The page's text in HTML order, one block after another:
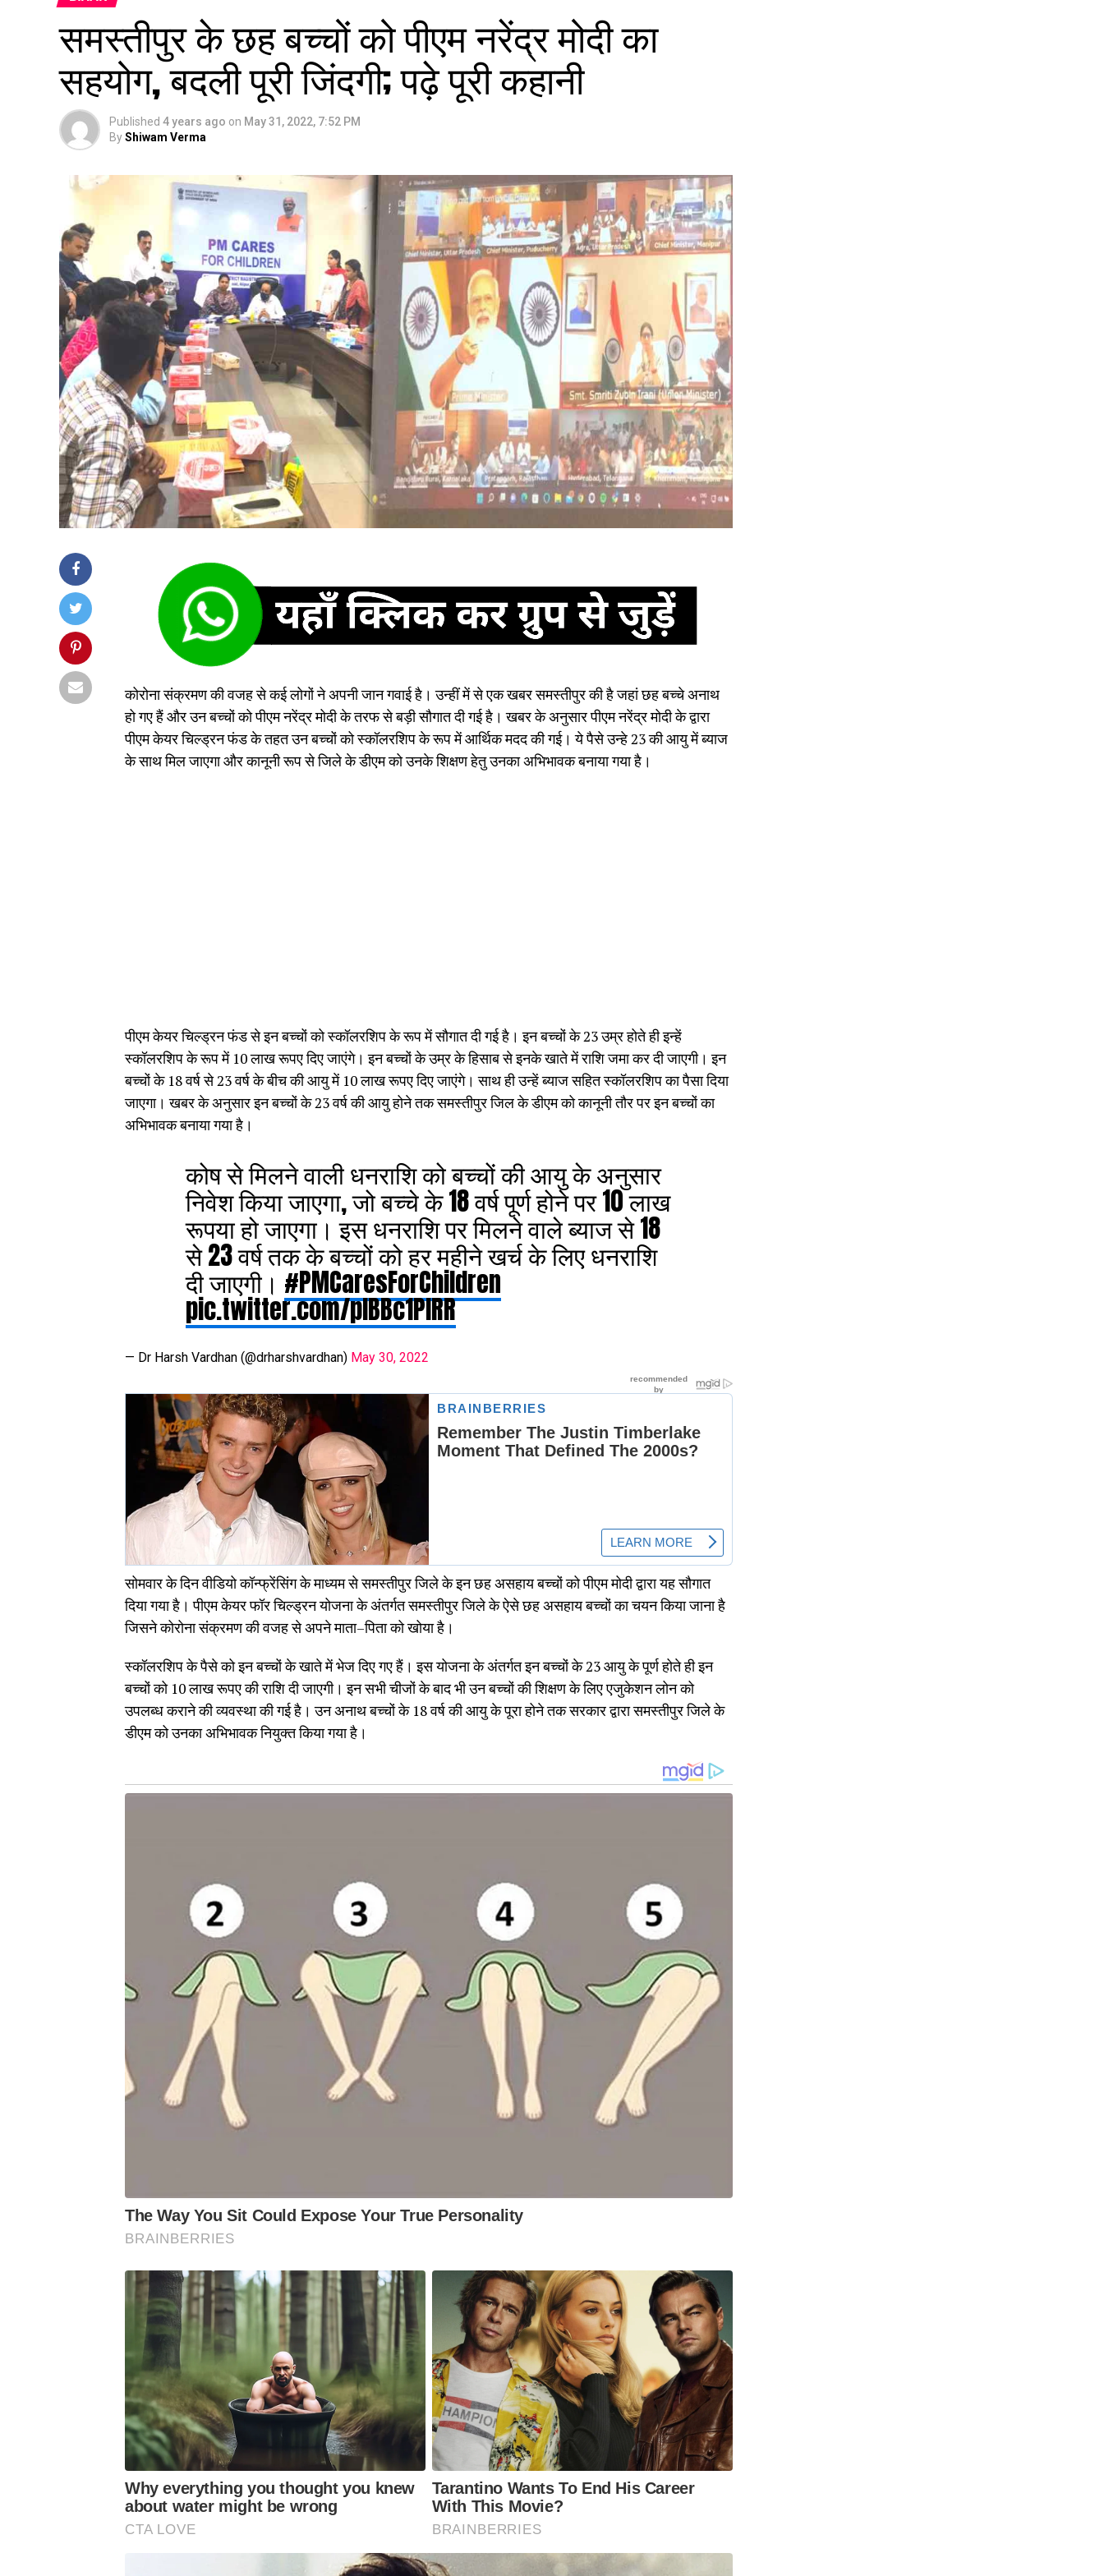
समस्तीपुर के छह बच्चों को पीएम नरेंद्र मोदी का
सहयोग, बदली पूरी जिंदगी; पढ़े पूरी कहानी
Published 4 years ago on May 31, 2022, 7:52 PM
ByShiwam Verma
कोरोना संक्रमण की वजह से कई लोगों ने अपनी जान गवाई है। उन्हीं में से एक खबर समस्तीपुर की है जहां छह बच्चे अनाथ
हो गए हैं और उन बच्चों को पीएम नरेंद्र मोदी के तरफ से बड़ी सौगात दी गई है। खबर के अनुसार पीएम नरेंद्र मोदी के द्वारा
पीएम केयर चिल्ड्रन फंड के तहत उन बच्चों को स्कॉलरशिप के रूप में आर्थिक मदद की गई। ये पैसे उन्हे 23 की आयु में ब्याज
के साथ मिल जाएगा और कानूनी रूप से जिले के डीएम को उनके शिक्षण हेतु उनका अभिभावक बनाया गया है।
पीएम केयर चिल्ड्रन फंड से इन बच्चों को स्कॉलरशिप के रूप में सौगात दी गई है। इन बच्चों के 23 उम्र होते ही इन्हें
स्कॉलरशिप के रूप में 10 लाख रूपए दिए जाएंगे। इन बच्चों के उम्र के हिसाब से इनके खाते में राशि जमा कर दी जाएगी। इन
बच्चों के 18 वर्ष से 23 वर्ष के बीच की आयु में 10 लाख रूपए दिए जाएंगे। साथ ही उन्हें ब्याज सहित स्कॉलरशिप का पैसा दिया
जाएगा। खबर के अनुसार इन बच्चों के 23 वर्ष की आयु होने तक समस्तीपुर जिल के डीएम को कानूनी तौर पर इन बच्चों का
अभिभावक बनाया गया है।
कोष से मिलने वाली धनराशि को बच्चों की आयु के अनुसार
निवेश किया जाएगा, जो बच्चे के 18 वर्ष पूर्ण होने पर 10 लाख
रूपया हो जाएगा। इस धनराशि पर मिलने वाले ब्याज से 18
से 23 वर्ष तक के बच्चों को हर महीने खर्च के लिए धनराशि
दी जाएगी। #PMCaresForChildren
pic.twitter.com/plBBc1PlRR
— Dr Harsh Vardhan (@drharshvardhan) May 30, 2022
सोमवार के दिन वीडियो कॉन्फ्रेंसिंग के माध्यम से समस्तीपुर जिले के इन छह असहाय बच्चों को पीएम मोदी द्वारा यह सौगात
दिया गया है। पीएम केयर फॉर चिल्ड्रन योजना के अंतर्गत समस्तीपुर जिले के ऐसे छह असहाय बच्चों का चयन किया जाना है
जिसने कोरोना संक्रमण की वजह से अपने माता–पिता को खोया है।
स्कॉलरशिप के पैसे को इन बच्चों के खाते में भेज दिए गए हैं। इस योजना के अंतर्गत इन बच्चों के 23 आयु के पूर्ण होते ही इन
बच्चों को 10 लाख रूपए की राशि दी जाएगी। इन सभी चीजों के बाद भी उन बच्चों की शिक्षण के लिए एजुकेशन लोन को
उपलब्ध कराने की व्यवस्था की गई है। उन अनाथ बच्चों के 18 वर्ष की आयु के पूरा होने तक सरकार द्वारा समस्तीपुर जिले के
डीएम को उनका अभिभावक नियुक्त किया गया है।